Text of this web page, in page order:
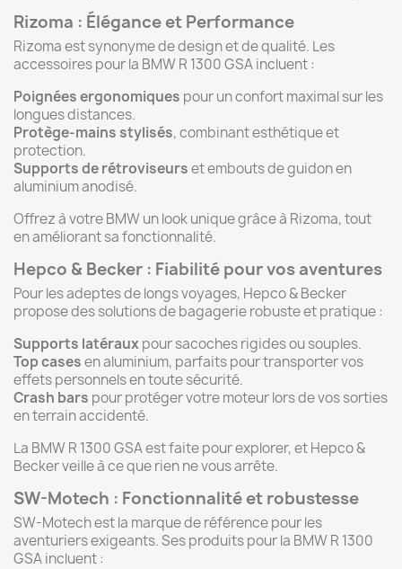
Rizoma : Élégance et Performance
Rizoma est synonyme de design et de qualité. Les
accessoires pour la BMW R 1300 GSA incluent :
Poignées ergonomiques pour un confort maximal sur les
longues distances.
Protège-mains stylisés, combinant esthétique et
protection.
Supports de rétroviseurset embouts de guidon en
aluminium anodisé.
Offrez à votre BMW un look unique grâce à Rizoma, tout
en améliorant sa fonctionnalité.
Hepco & Becker : Fiabilité pour vos aventures
Pour les adeptes de longs voyages, Hepco & Becker
propose des solutions de bagagerie robuste et pratique :
Supports latérauxpour sacoches rigides ou souples.
Top casesen aluminium, parfaits pour transporter vos
effets personnels en toute sécurité.
Crash bars pour protéger votre moteur lors de vos sorties
en terrain accidenté.
La BMW R 1300 GSA est faite pour explorer, et Hepco &
Becker veille à ce que rien ne vous arrête.
SW-Motech : Fonctionnalité et robustesse
SW-Motech est la marque de référence pour les
aventuriers exigeants. Ses produits pour la BMW R 1300
GSA incluent :